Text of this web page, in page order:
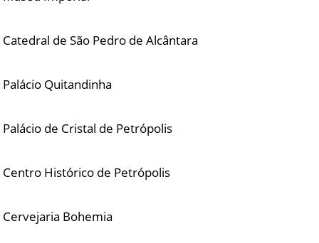
Catedral de São Pedro de Alcântara
Palácio Quitandinha
Palácio de Cristal de Petrópolis
Centro Histórico de Petrópolis
Cervejaria Bohemia